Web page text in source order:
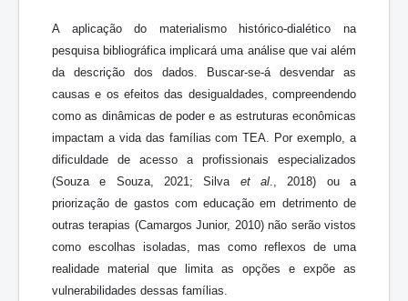
A aplicação do materialismo histórico-dialético na
pesquisa bibliográfica implicará uma análise que vai além
da descrição dos dados. Buscar-se-á desvendar as
causas e os efeitos das desigualdades, compreendendo
como as dinâmicas de poder e as estruturas econômicas
impactam a vida das famílias com TEA. Por exemplo, a
dificuldade de acesso a profissionais especializados
(Souza e Souza, 2021; Silva et al ., 2018) ou a
priorização de gastos com educação em detrimento de
outras terapias (Camargos Junior, 2010) não serão vistos
como escolhas isoladas, mas como reflexos de uma
realidade material que limita as opções e expõe as
vulnerabilidades dessas famílias.